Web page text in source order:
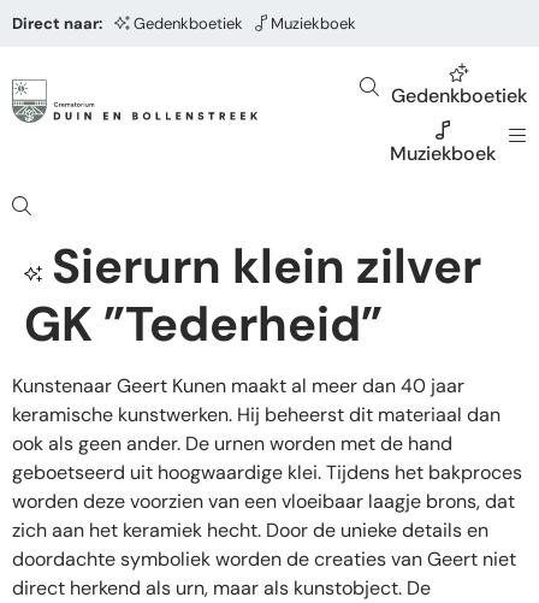
Direct naar: Gedenkboetiek Muziekboek
Gedenkboetiek
Muziekboek
Sierurn klein zilver
GK ”Tederheid”
Kunstenaar Geert Kunen maakt al meer dan 40 jaar
keramische kunstwerken. Hij beheerst dit materiaal dan
ook als geen ander. De urnen worden met de hand
geboetseerd uit hoogwaardige klei. Tijdens het bakproces
worden deze voorzien van een vloeibaar laagje brons, dat
zich aan het keramiek hecht. Door de unieke details en
doordachte symboliek worden de creaties van Geert niet
direct herkend als urn, maar als kunstobject. De